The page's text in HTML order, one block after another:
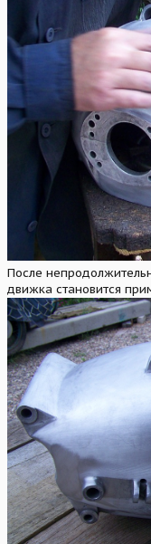
После
движка становится